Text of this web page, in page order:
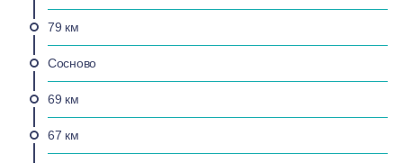
79 км
Сосново
69 км
67 км